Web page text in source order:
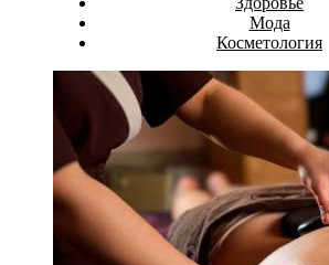
Мода
Косметология